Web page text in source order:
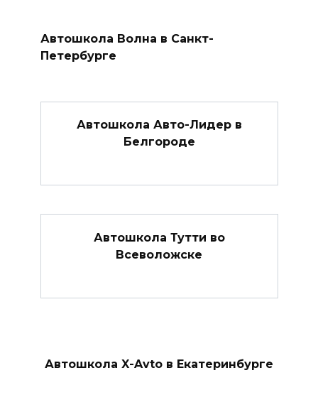
Автошкола Волна в Санкт-
Петербурге
Автошкола Авто-Лидер в
Белгороде
Автошкола Тутти во
Всеволожске
Автошкола X-Avto в Екатеринбурге